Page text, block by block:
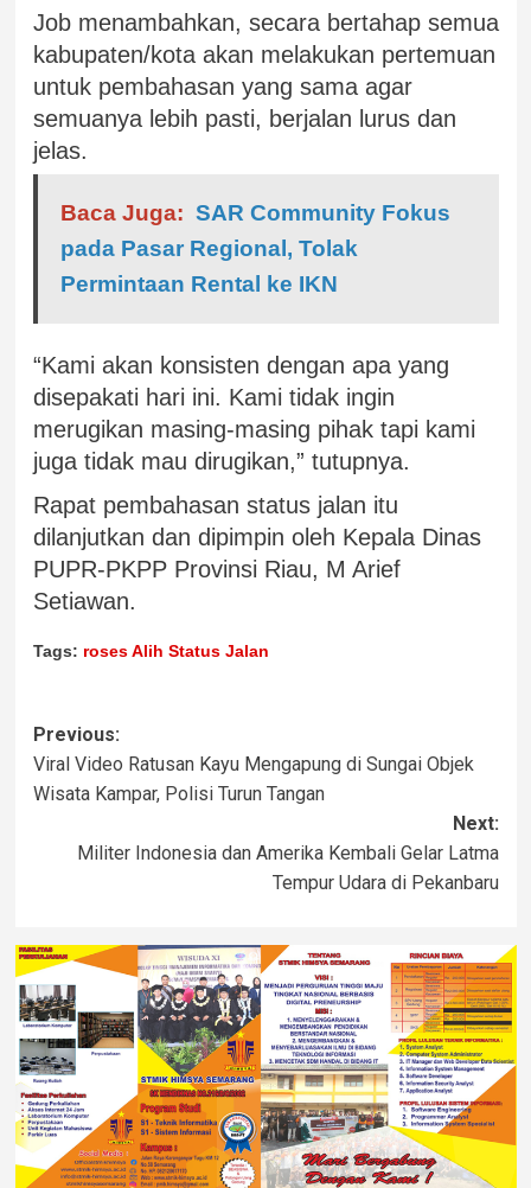
Job menambahkan, secara bertahap semua
kabupaten/kota akan melakukan pertemuan
untuk pembahasan yang sama agar
semuanya lebih pasti, berjalan lurus dan
jelas.
Baca Juga: SAR Community Fokus
pada Pasar Regional, Tolak
Permintaan Rental ke IKN
“Kami akan konsisten dengan apa yang
disepakati hari ini. Kami tidak ingin
merugikan masing-masing pihak tapi kami
juga tidak mau dirugikan,” tutupnya.
Rapat pembahasan status jalan itu
dilanjutkan dan dipimpin oleh Kepala Dinas
PUPR-PKPP Provinsi Riau, M Arief
Setiawan.
Tags: roses Alih Status Jalan
Previous:
Viral Video Ratusan Kayu Mengapung di Sungai Objek
Wisata Kampar, Polisi Turun Tangan
Next:
Militer Indonesia dan Amerika Kembali Gelar Latma
Tempur Udara di Pekanbaru